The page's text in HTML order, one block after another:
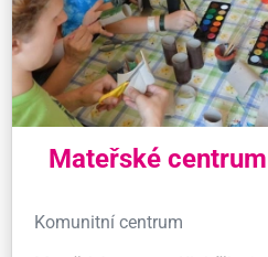
Mateřské
Komunitní centrum